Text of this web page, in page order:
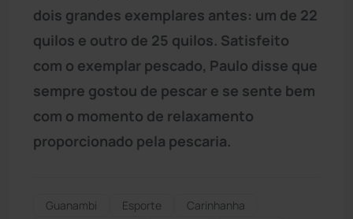
dois grandes exemplares antes: um de 22
quilos e outro de 25 quilos. Satisfeito
com o exemplar pescado, Paulo disse que
sempre gostou de pescar e se sente bem
com o momento de relaxamento
proporcionado pela pescaria.
Guanambi Esporte
Carinhanha